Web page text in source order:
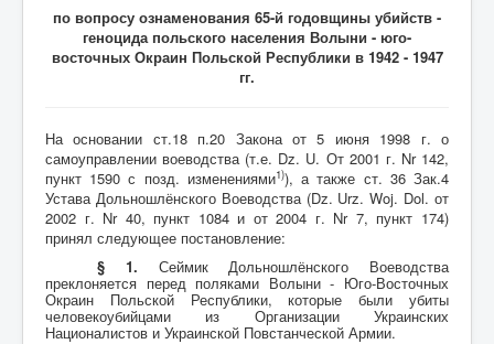
по вопросу ознаменования 65-й годовщины убийств -
геноцида польского населения Волыни - юго-
восточных Окраин Польской Республики в 1942 - 1947
гг.
На основании ст.18 п.20 Закона от 5 июня 1998 г. о
самоуправлении воеводства (т.е. Dz. U. От 2001 г. Nr 142,
пункт 1590 с позд. изменениями1)), а также ст. 36 Зак.4
Устава Дольношлёнского Воеводства (Dz. Urz. Woj. Dol. от
2002 г. Nr 40, пункт 1084 и от 2004 г. Nr 7, пункт 174)
принял следующее постановление:
§ 1. Сеймик Дольношлёнского Воеводства
преклоняется перед поляками Волыни - Юго-Восточных
Окраин Польской Республики, которые были убиты
человекоубийцами из Организации Украинских
Националистов и Украинской Повстанческой Армии.